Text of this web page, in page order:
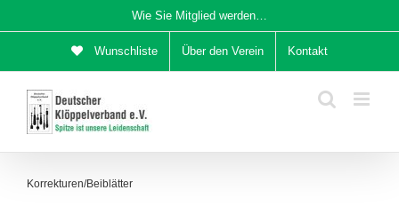
Inhalt
Wie Sie Mitglied werden…
Wunschliste Über den Verein Kontakt
Korrekturen/Beiblätter